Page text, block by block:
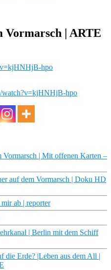
Vormarsch | ARTE
hpo
watch?v=kjHNHjB-hpo
Vormarsch | Mit offenen Karten –
auf dem Vormarsch | Doku HD
ab | reporter
| Berlin mit dem Schiff
die Erde? |Leben aus dem All |